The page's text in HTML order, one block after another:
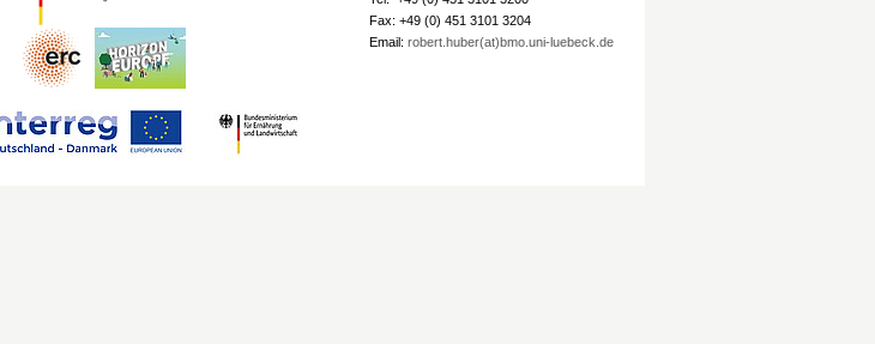
Fax: +49 (0) 451 3101 3204
Email: robert.huber(at)bmo.uni-luebeck.de